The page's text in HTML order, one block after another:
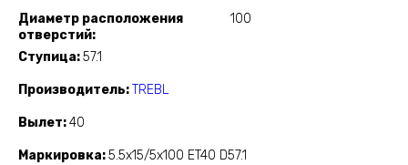
Диаметр расположения
отверстий
100
Ступица 57.1
Производитель TREBL
Вылет 40
Маркировка 5.5x15/5x100 ET40 D57.1